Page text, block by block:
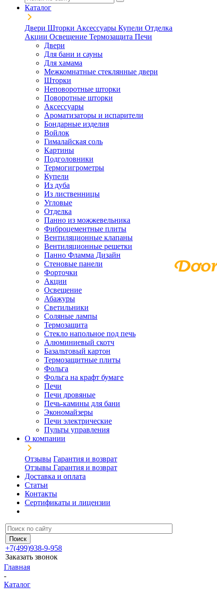
Каталог
Двери Шторки Аксессуары Купели Отделка
Акции Освещение Термозащита Печи
Двери
Для бани и сауны
Для хамама
Межкомнатные стеклянные двери
Шторки
Неповоротные шторки
Поворотные шторки
Аксессуары
Ароматизаторы и испарители
Бондарные изделия
Войлок
Гималайская соль
Картины
Подголовники
Термогигрометры
Купели
Из дуба
Из лиственницы
Угловые
Отделка
Панно из можжевельника
Фиброцементные плиты
Вентиляционные клапаны
Вентиляционные решетки
Панно Фламма Дизайн
Стеновые панели
Форточки
Акции
Освещение
Абажуры
Светильники
Соляные лампы
Термозащита
Стекло напольное под печь
Алюминиевый скотч
Базальтовый картон
Термозащитные плиты
Фольга
Фольга на крафт бумаге
Печи
Печи дровяные
Печь-камины для бани
Экономайзеры
Печи электрические
Пульты управления
О компании
Отзывы Гарантия и возврат
Отзывы Гарантия и возврат
Доставка и оплата
Статьи
Контакты
Сертификаты и лицензии
+7(499)938-9-958
Заказать звонок
Главная
-
Каталог